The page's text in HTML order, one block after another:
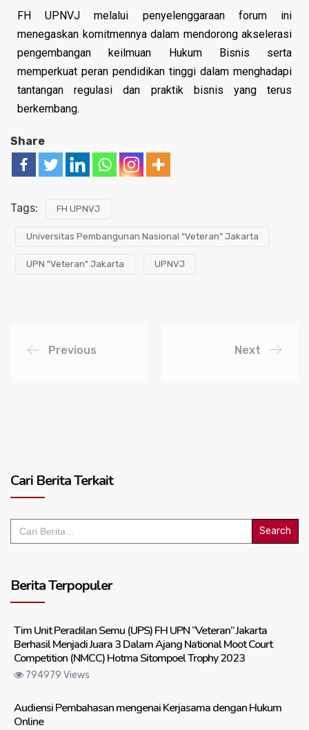
FH UPNVJ melalui penyelenggaraan forum ini
menegaskan komitmennya dalam mendorong akselerasi
pengembangan keilmuan Hukum Bisnis serta
memperkuat peran pendidikan tinggi dalam menghadapi
tantangan regulasi dan praktik bisnis yang terus
berkembang.
Share
Tags: FH UPNVJ
Universitas Pembangunan Nasional “Veteran” Jakarta
UPN "Veteran" Jakarta UPNVJ
Previous Next
Cari Berita Terkait
Search
for:
Berita Terpopuler
Tim Unit Peradilan Semu (UPS) FH UPN “Veteran” Jakarta
Berhasil Menjadi Juara 3 Dalam Ajang National Moot Court
Competition (NMCC) Hotma Sitompoel Trophy 2023
794979 Views
Audiensi Pembahasan mengenai Kerjasama dengan Hukum
Online